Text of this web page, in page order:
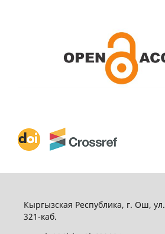
Кыргызская Республика, г. Ош,
321-каб.